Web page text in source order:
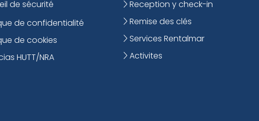
de sécurité
de confidentialité
de cookies
HUTT/NRA
Reception y check-in
Remise des clés
Services Rentalmar
Activites